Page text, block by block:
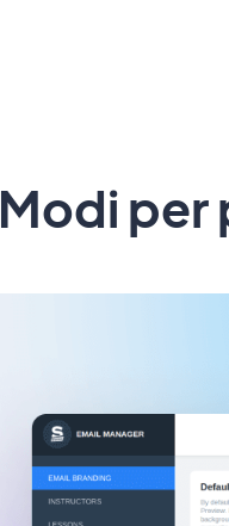
Modi per